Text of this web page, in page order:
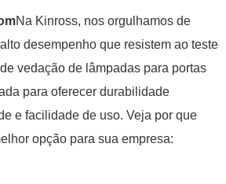
Na Kinross, nos orgulhamos de
desempenho que resistem ao teste
vedação de lâmpadas para portas
para oferecer durabilidade
e facilidade de uso. Veja por que
opção para sua empresa: